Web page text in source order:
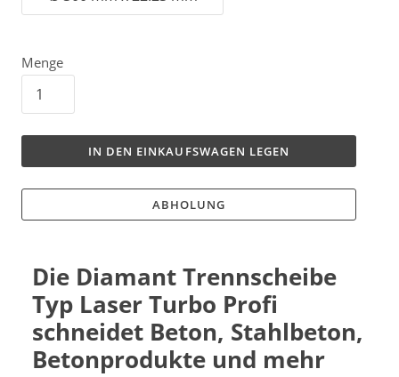
Menge
IN DEN EINKAUFSWAGEN LEGEN
ABHOLUNG
Die Diamant Trennscheibe
Typ Laser Turbo Profi
schneidet Beton, Stahlbeton,
Betonprodukte und mehr